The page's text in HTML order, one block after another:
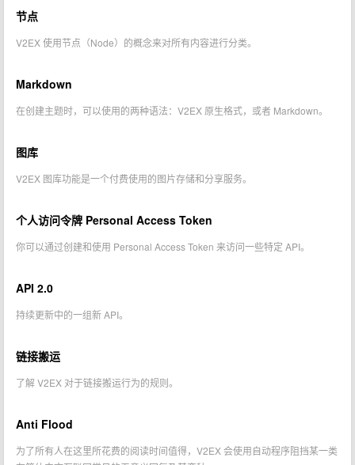
节点
V2EX 使用节点（Node）的概念来对所有内容进行分类。
Markdown
在创建主题时，可以使用的两种语法：V2EX 原生格式，或者 Markdown。
图库
V2EX 图库功能是一个付费使用的图片存储和分享服务。
个人访问令牌 Personal Access Token
你可以通过创建和使用 Personal Access Token 来访问一些特定 API。
API 2.0
持续更新中的一组新 API。
链接搬运
了解 V2EX 对于链接搬运行为的规则。
Anti Flood
为了所有人在这里所花费的阅读时间值得，V2EX 会使用自动程序阻挡某一类